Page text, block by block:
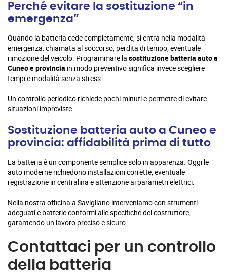
Perché evitare la sostituzione “in
emergenza”
Quando la batteria cede completamente, si entra nella modalità
emergenza: chiamata al soccorso, perdita di tempo, eventuale
rimozione del veicolo. Programmare la sostituzione batteria auto a
Cuneo e provincia in modo preventivo significa invece scegliere
tempi e modalità senza stress.
Un controllo periodico richiede pochi minuti e permette di evitare
situazioni impreviste.
Sostituzione batteria auto a Cuneo e
provincia: affidabilità prima di tutto
La batteria è un componente semplice solo in apparenza. Oggi le
auto moderne richiedono installazioni corrette, eventuale
registrazione in centralina e attenzione ai parametri elettrici.
Nella nostra officina a Savigliano interveniamo con strumenti
adeguati e batterie conformi alle specifiche del costruttore,
garantendo un lavoro preciso e sicuro.
Contattaci per un controllo
della batteria